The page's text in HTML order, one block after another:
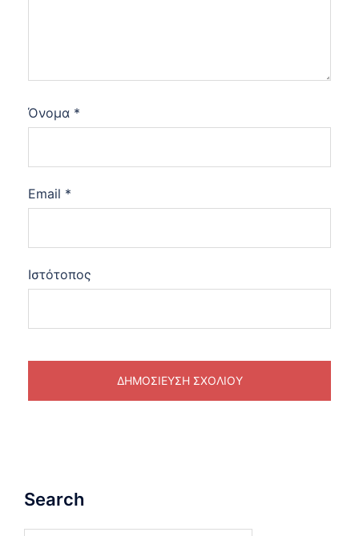
Όνομα *
Email *
Ιστότοπος
Search